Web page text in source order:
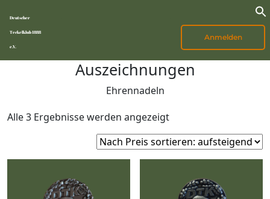
Deutscher
Teckelklub 1888
e.V.
Anmelden
Auszeichnungen
Ehrennadeln
Alle 3 Ergebnisse werden angezeigtNach
Preis
sortiert:
aufsteigend